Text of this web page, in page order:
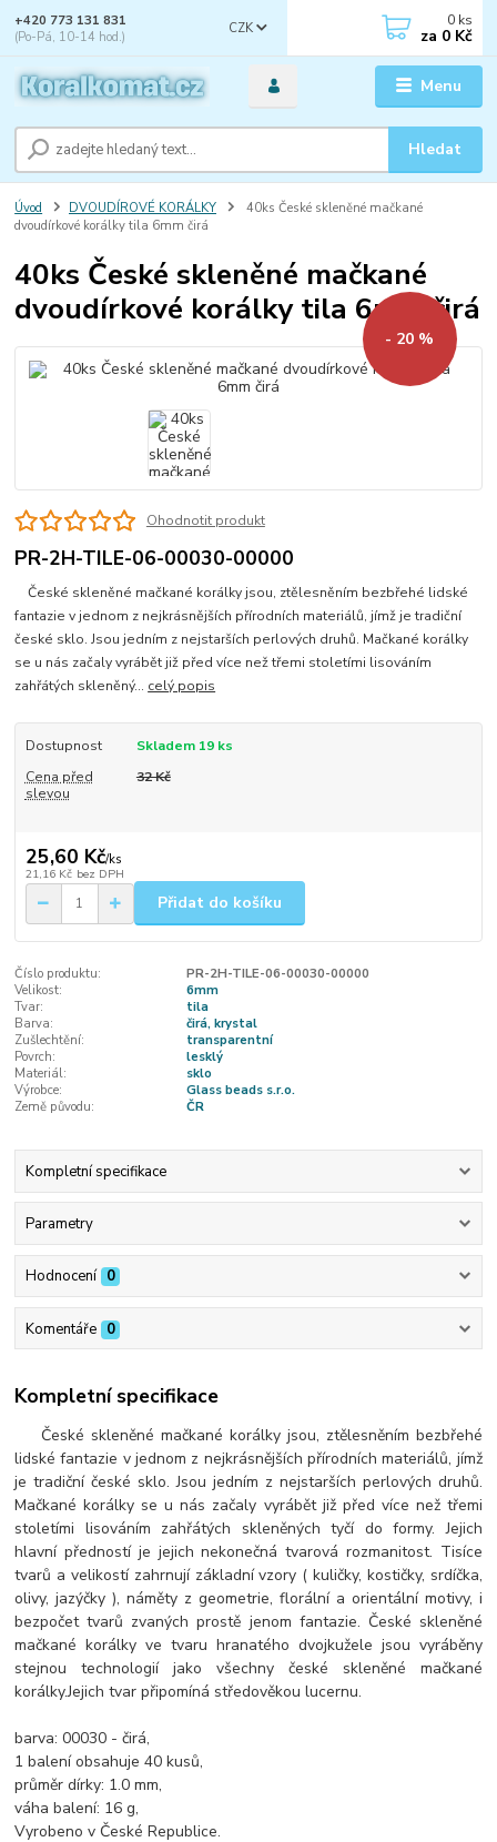
Menu
CZK
Hledat
+420 773 131 831
(Po-Pá, 10-14 hod.)
0 ks
za 0 Kč
Úvod DVOUDÍROVÉ KORÁLKY
40ks České skleněné mačkané
dvoudírkové korálky tila 6mm čirá
40ks České skleněné mačkané
dvoudírkové korálky tila 6mm čirá
- 20 %
Ohodnotit produkt
PR-2H-TILE-06-00030-00000
České skleněné mačkané korálky jsou, ztělesněním bezbřehé lidské
fantazie v jednom z nejkrásnějších přírodních materiálů, jímž je tradiční
české sklo. Jsou jedním z nejstarších perlových druhů. Mačkané korálky
se u nás začaly vyrábět již před více než třemi stoletími lisováním
zahřátých skleněný... celý popis
Dostupnost
Skladem 19 ks
Cena před
slevou
32 Kč
25,60 Kč/ks
21,16 Kč bez DPH
Přidat do košíku
Číslo produktu:
PR-2H-TILE-06-00030-00000
Velikost:
6mm
Tvar:
tila
Barva:
čirá, krystal
Zušlechtění:
transparentní
Povrch:
lesklý
Materiál:
sklo
Výrobce:
Glass beads s.r.o.
Země původu:
ČR
Kompletní specifikace
Parametry
Hodnocení 0
Komentáře 0
Kompletní specifikace
České skleněné mačkané korálky jsou, ztělesněním bezbřehé
lidské fantazie v jednom z nejkrásnějších přírodních materiálů, jímž
je tradiční české sklo. Jsou jedním z nejstarších perlových druhů.
Mačkané korálky se u nás začaly vyrábět již před více než třemi
stoletími lisováním zahřátých skleněných tyčí do formy. Jejich
hlavní předností je jejich nekonečná tvarová rozmanitost. Tisíce
tvarů a velikostí zahrnují základní vzory ( kuličky, kostičky, srdíčka,
olivy, jazýčky ), náměty z geometrie, florální a orientální motivy, i
bezpočet tvarů zvaných prostě jenom fantazie. České skleněné
mačkané korálky ve tvaru hranatého dvojkužele jsou vyráběny
stejnou technologií jako všechny české skleněné mačkané
korálky.Jejich tvar připomíná středověkou lucernu.
barva: 00030 - čirá,
1 balení obsahuje 40 kusů,
průměr dírky: 1.0 mm,
váha balení: 16 g,
Vyrobeno v České Republice.